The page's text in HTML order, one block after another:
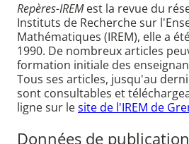
Repères-IREMest la revue du
Instituts de Recherche sur
Mathématiques (IREM), elle a
1990. De nombreux articles
formation initiale des
Tous ses articles, jusqu'au
sont consultables et
ligne sur lesite de l'IREM de
Données de publication